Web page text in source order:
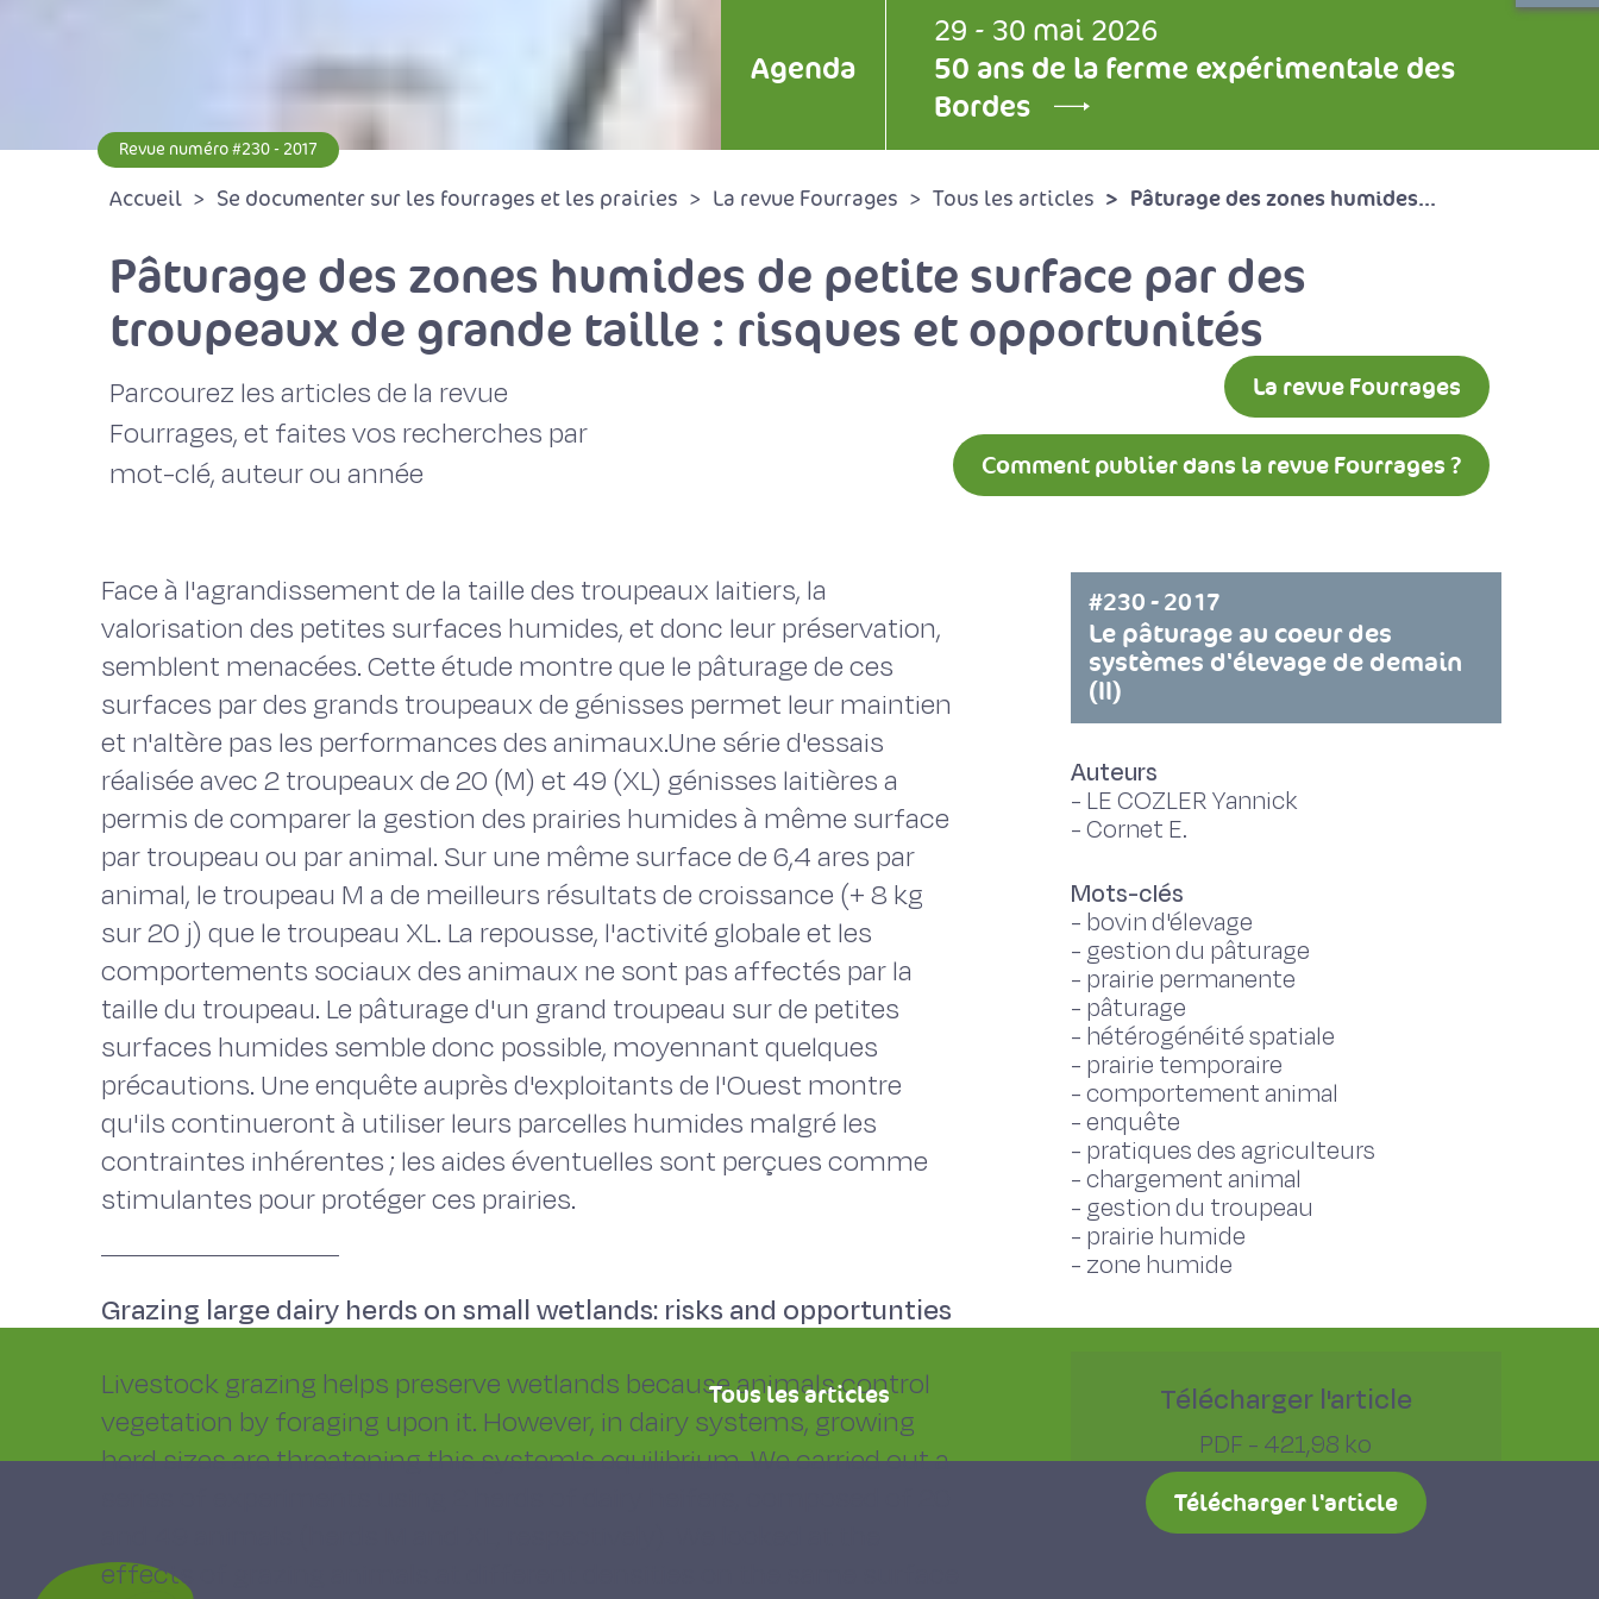
Agenda
29 - 30 mai 2026
50 ans de la ferme expérimentale des
Bordes
Revue numéro #230 - 2017
Accueil Se documenter sur les fourrages et les prairies La revue Fourrages Tous les articles Pâturage des zones humides...
Pâturage des zones humides de petite surface par des
troupeaux de grande taille : risques et opportunités
Parcourez les articles de la revue
Fourrages, et faites vos recherches par
mot-clé, auteur ou année
La revue Fourrages
Comment publier dans la revue Fourrages ?
Face à l'agrandissement de la taille des troupeaux laitiers, la
valorisation des petites surfaces humides, et donc leur préservation,
semblent menacées. Cette étude montre que le pâturage de ces
surfaces par des grands troupeaux de génisses permet leur maintien
et n'altère pas les performances des animaux.Une série d'essais
réalisée avec 2 troupeaux de 20 (M) et 49 (XL) génisses laitières a
permis de comparer la gestion des prairies humides à même surface
par troupeau ou par animal. Sur une même surface de 6,4 ares par
animal, le troupeau M a de meilleurs résultats de croissance (+ 8 kg
sur 20 j) que le troupeau XL. La repousse, l'activité globale et les
comportements sociaux des animaux ne sont pas affectés par la
taille du troupeau. Le pâturage d'un grand troupeau sur de petites
surfaces humides semble donc possible, moyennant quelques
précautions. Une enquête auprès d'exploitants de l'Ouest montre
qu'ils continueront à utiliser leurs parcelles humides malgré les
contraintes inhérentes ; les aides éventuelles sont perçues comme
stimulantes pour protéger ces prairies.
Grazing large dairy herds on small wetlands: risks and opportunties
Livestock grazing helps preserve wetlands because animals control
vegetation by foraging upon it. However, in dairy systems, growing
herd sizes are threatening this system's equilibrium. We carried out a
effects of grazing animals at different densities on the same surface
#230 - 2017
Le pâturage au coeur des
systèmes d'élevage de demain
(II)
Auteurs
- LE COZLER Yannick
-Cornet E.
Mots-clés
- bovin d'élevage
- gestion du pâturage
- prairie permanente
- pâturage
- hétérogénéité spatiale
- prairie temporaire
-comportement animal
-enquête
- pratiques des agriculteurs
-chargement animal
- gestion du troupeau
- prairie humide
- zone humide
Télécharger l'article
PDF - 421,98 ko
Télécharger l'article
Tous les articles